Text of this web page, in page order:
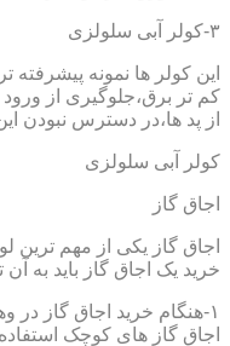
۳-کولر آبی سلولزی
این کولر ها نمونه
کم تر برق،جلوگیری از
از پد ها،در دسترس نبودن
کولر آبی سلولزی
اجاق گاز
اجاق گاز یکی از مهم ترین
خرید یک اجاق گاز باید به
۱-هنگام خرید اجاق گاز در
اجاق گاز های کوچک